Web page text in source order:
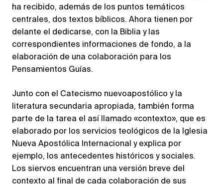
ha recibido, además de los puntos temáticos
centrales, dos textos bíblicos. Ahora tienen por
delante el dedicarse, con la Biblia y las
correspondientes informaciones de fondo, a la
elaboración de una colaboración para los
Pensamientos Guías.
Junto con el Catecismo nuevoapostólico y la
literatura secundaria apropiada, también forma
parte de la tarea el así llamado «contexto», que es
elaborado por los servicios teológicos de la Iglesia
Nueva Apostólica Internacional y explica por
ejemplo, los antecedentes históricos y sociales.
Los siervos encuentran una versión breve del
contexto al final de cada colaboración de sus